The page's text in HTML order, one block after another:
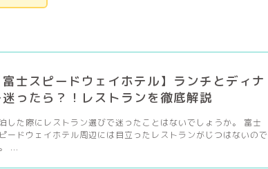
富士スピードウェイホテル】ランチとディナ
迷ったら？！レストランを徹底解説
した際にレストラン選びで迷ったことはないでしょうか。 富士
ードウェイホテル周辺には目立ったレストランがじつはないので
...